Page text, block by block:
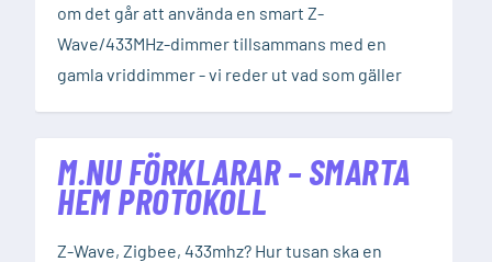
om det går att använda en smart Z-
Wave/433MHz-dimmer tillsammans med en
gamla vriddimmer - vi reder ut vad som gäller
M.NU FÖRKLARAR – SMARTA
HEM PROTOKOLL
Z-Wave, Zigbee, 433mhz? Hur tusan ska en